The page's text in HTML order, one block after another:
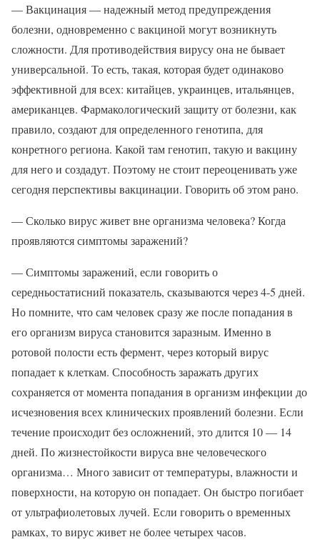
— Вакцинация — надежный метод предупреждения
болезни, одновременно с вакциной могут возникнуть
сложности. Для противодействия вирусу она не бывает
универсальной. То есть, такая, которая будет одинаково
эффективной для всех: китайцев, украинцев, итальянцев,
американцев. Фармакологический защиту от болезни, как
правило, создают для определенного генотипа, для
конретного региона. Какой там генотип, такую и вакцину
для него и создадут. Поэтому не стоит переоценивать уже
сегодня перспективы вакцинации. Говорить об этом рано.
— Сколько вирус живет вне организма человека? Когда
проявляются симптомы заражений?
— Симптомы заражений, если говорить о
середньостатисний показатель, сказываются через 4-5 дней.
Но помните, что сам человек сразу же после попадания в
его организм вируса становится заразным. Именно в
ротовой полости есть фермент, через который вирус
попадает к клеткам. Способность заражать других
сохраняется от момента попадания в организм инфекции до
исчезновения всех клинических проявлений болезни. Если
течение происходит без осложнений, это длится 10 — 14
дней. По жизнестойкости вируса вне человеческого
организма… Много зависит от температуры, влажности и
поверхности, на которую он попадает. Он быстро погибает
от ультрафиолетовых лучей. Если говорить о временных
рамках, то вирус живет не более четырех часов.